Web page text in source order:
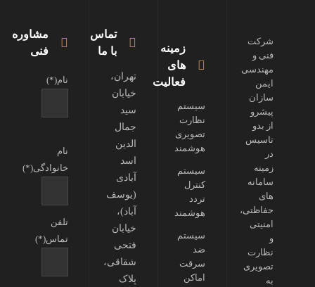
مشاوره
فنی
نام(*)
نام
خانوادگی(*)
تلفن
تماس(*)
تماس
با ما
تهران،
خیابان
سید
جمال
الدین
اسد
آبادی
(یوسف
آباد)،
خیابان
فتحی
شقاقی،
پلاک
زمینه
های
فعالیت
سیستم
نظارت
تصویری
هوشمند
سیستم
کنترل
تردد
هوشمند
سیستم
ضد
سرقت
اماکن
شرکت
فنی و
مهندسی
ایمن
سازان
پیشرو
از بدو
تاسیس
در
زمینه
سامانه
های
حفاظتی،
امنیتی
و
نظارت
تصویری
به